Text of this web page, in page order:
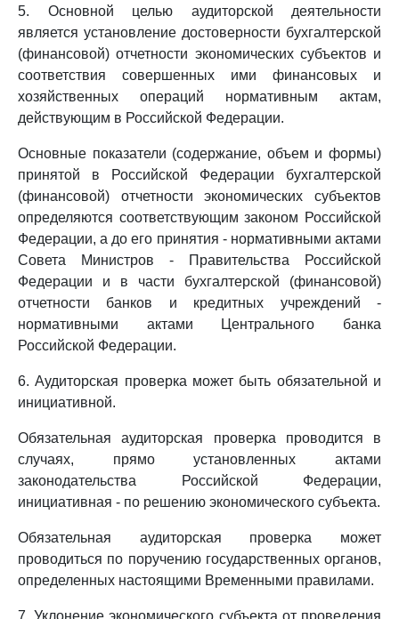
5. Основной целью аудиторской деятельности
является установление достоверности бухгалтерской
(финансовой) отчетности экономических субъектов и
соответствия совершенных ими финансовых и
хозяйственных операций нормативным актам,
действующим в Российской Федерации.
Основные показатели (содержание, объем и формы)
принятой в Российской Федерации бухгалтерской
(финансовой) отчетности экономических субъектов
определяются соответствующим законом Российской
Федерации, а до его принятия - нормативными актами
Совета Министров - Правительства Российской
Федерации и в части бухгалтерской (финансовой)
отчетности банков и кредитных учреждений -
нормативными актами Центрального банка
Российской Федерации.
6. Аудиторская проверка может быть обязательной и
инициативной.
Обязательная аудиторская проверка проводится в
случаях, прямо установленных актами
законодательства Российской Федерации,
инициативная - по решению экономического субъекта.
Обязательная аудиторская проверка может
проводиться по поручению государственных органов,
определенных настоящими Временными правилами.
7. Уклонение экономического субъекта от проведения